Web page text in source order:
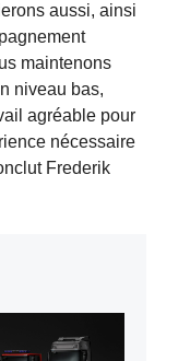
aussi, ainsi
maintenons
niveau bas,
agréable pour
nécessaire
Frederik